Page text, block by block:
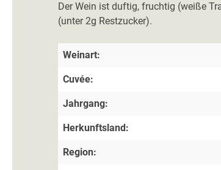
Der Wein ist duftig, fruchtig (weiße
(unter 2g Restzucker).
Weinart:
Cuvée:
Jahrgang:
Herkunftsland:
Region: